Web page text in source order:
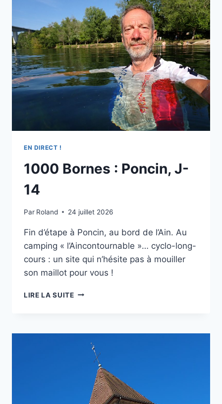
EN DIRECT !
1000 Bornes : Poncin, J-
14
Par Roland 24 juillet 2026
Fin d’étape à Poncin, au bord de l’Ain. Au
camping « l’Aincontournable »… cyclo-long-
cours : un site qui n’hésite pas à mouiller
son maillot pour vous !
LIRE LA SUITE1000
J-